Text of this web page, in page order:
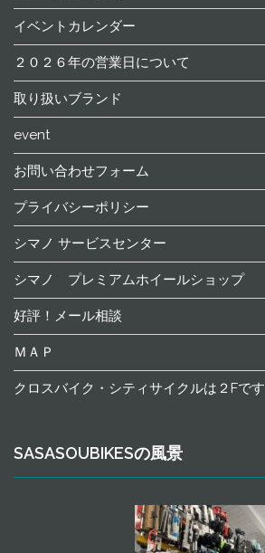
イベントカレンダー
２０２６年の営業日について
取り扱いブランド
event
お問い合わせフォーム
プライバシーポリシー
シマノ サービスセンター
シマノ プレミアムホイールショップ
好評！メール相談
ＭＡＰ
クロスバイク・シティサイクルは２Fです
SASASOUBIKESの風景